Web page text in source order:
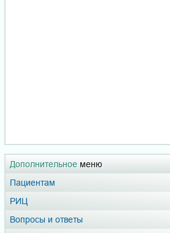
Дополнительное меню
Пациентам
РИЦ
Вопросы и ответы